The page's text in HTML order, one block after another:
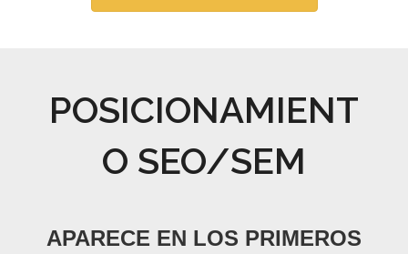
POSICIONAMIENT
O SEO/SEM
APARECE EN LOS PRIMEROS